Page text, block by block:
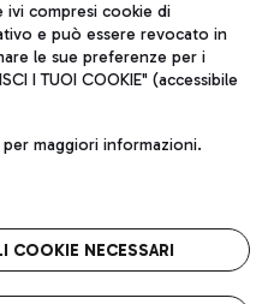
di Roma 13032990155 P.
vers.
1 - 00054 Fiumicino (RM)
Note legali
FCO
stellato
compresi cookie di
e può essere revocato in
le sue preferenze per i
I TUOI COOKIE" (accessibile
per maggiori informazioni.
COOKIE NECESSARI